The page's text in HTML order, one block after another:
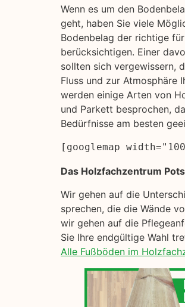
Wenn es um den
geht, haben Sie viele
Bodenbelag der richtige
berücksichtigen. Einer
sollten sich vergewissern,
Fluss und zur Atmosphäre
werden einige Arten von
und Parkett besprochen,
Bedürfnisse am besten
[googlemap
Das Holzfachzentrum
Wir gehen auf die
sprechen, die die Wände
wir gehen auf die
Sie Ihre endgültige Wahl
Alle Fußböden im